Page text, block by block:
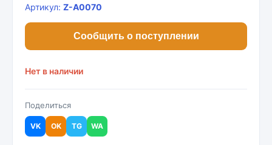
Артикул: Z-A0070
Сообщить о поступлении
Нет в наличии
Поделиться
VK OK TG WA